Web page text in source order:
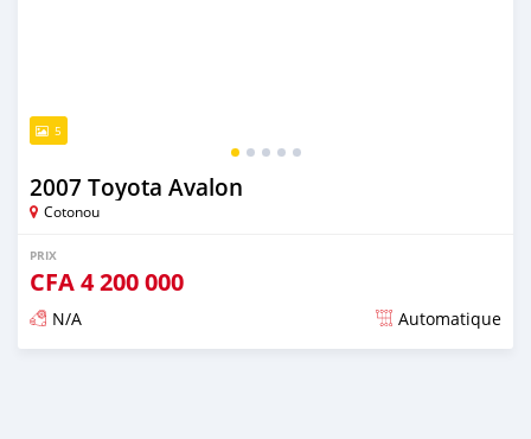
5
2007 Toyota Avalon
Cotonou
PRIX
CFA4 200 000
N/A Automatique